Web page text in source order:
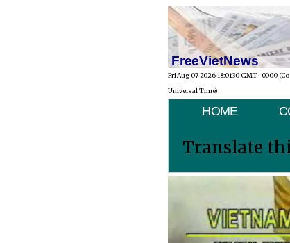
FreeVietNews
Fri Aug 07 2026 18:01:30 GMT+0000
Universal Time)
HOME
Translate